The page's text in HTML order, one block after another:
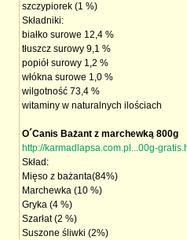
szczypiorek (1 %)
Składniki:
białko surowe 12,4 %
tłuszcz surowy 9,1 %
popiół surowy 1,2 %
włókna surowe 1,0 %
wilgotność 73,4 %
witaminy w naturalnych ilościach
O´Canis Bażant z marchewką 800g
http://karmadlapsa.com.pl...00g-
Skład:
Mięso z bażanta(84%)
Marchewka (10 %)
Gryka (4 %)
Szarłat (2 %)
Suszone śliwki (2%)